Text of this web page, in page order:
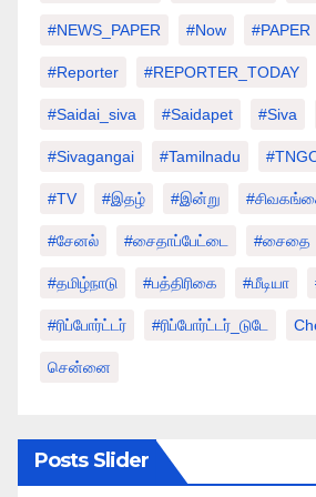
#NEWS_PAPER #Now #PAPER
#Reporter #REPORTER_TODAY
#saidai_siva #saidapet #Siva
#sivagangai #tamilnadu
#TV #இதழ் #இன்று
#சேனல் #சைதாப்பேட்டை #சைதை
#தமிழ்நாடு #பத்திரிகை #மீடியா
#ரிப்போர்ட்டர் #ரிப்போர்ட்டர்_டுடே
சென்னை
Posts Slider